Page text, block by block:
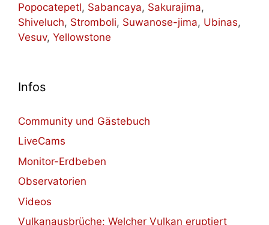
Popocatepetl, Sabancaya, Sakurajima,
Shiveluch, Stromboli, Suwanose-jima, Ubinas,
Vesuv, Yellowstone
Infos
Community und Gästebuch
LiveCams
Monitor-Erdbeben
Observatorien
Videos
Vulkanausbrüche: Welcher Vulkan eruptiert